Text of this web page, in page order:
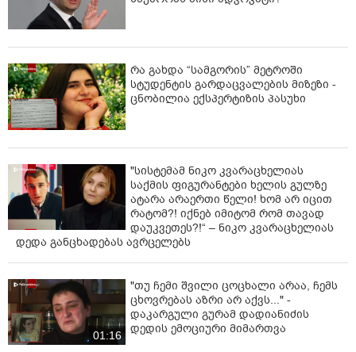
რა გახდა “სამგორის” მეტროში
სტუდენტის გარდაცვალების მიზეზი -
ცნობილია ექსპერტიზის პასუხი
"სისტემამ ნიკო კვარაცხელიას
საქმის ფიგურანტები ხელის გულზე
ატარა არაერთი წელი! ხომ არ იცით
რატომ?! იქნებ იმიტომ რომ თავად
დაუკვეთეს?!“ – ნიკო კვარაცხელიას
დედა განცხადებას ავრცელებს
01:16
"თუ ჩემი შვილი ცოცხალი არაა, ჩემს
ცხოვრებას აზრი არ აქვს..." -
დაკარგული გურამ დადიანიძის
დედის ემოციური მიმართვა